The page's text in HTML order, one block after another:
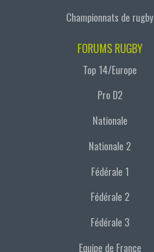
Championnats de rugby
FORUMS RUGBY
Top 14/Europe
Pro D2
Nationale
Nationale 2
Fédérale 1
Fédérale 2
Fédérale 3
Equipe de France